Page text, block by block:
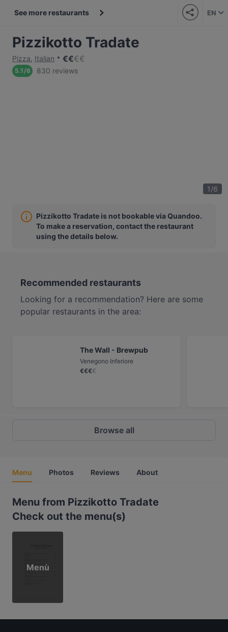
See more restaurants EN
Pizzikotto Tradate
Pizza, Italian €€€€
5.1/6 830 reviews
1/6
Pizzikotto Tradate is not bookable via Quandoo.
To make a reservation, contact the restaurant
using the details below.
Recommended restaurants
Looking for a recommendation? Here are some
popular restaurants in the area:
The Wall - Brewpub
Venegono Inferiore
€€€€
Browse all
Menu Photos Reviews About
Menu from Pizzikotto Tradate
Check out the menu(s)
Menù